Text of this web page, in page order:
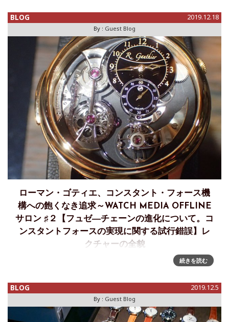
日から30日まで開催されていますが、シャンパン イベントは
1
BLOG 2019.12.18
By : Guest Blog
ローマン・ゴティエ、コンスタント・フォース機
構への飽くなき追求～WATCH MEDIA OFFLINE
サロン ♯２【フュゼ―チェーンの進化について。コ
ンスタントフォースの実現に関する試行錯誤】レ
クチャーの全貌
コンスタント・フォース機構への飽くなき追求 by L’Hiro(ゲ
エ氏を招き、“WATCH MEDIA OFFLINE サロン♯２&r
続きを読む
BLOG 2019.12.5
By : Guest Blog